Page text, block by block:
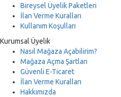
Bireysel Üyelik Paketleri
İlan Verme Kuralları
Kullanım Koşulları
Kurumsal Üyelik
Nasıl Mağaza Açabilirim?
Mağaza Açma Şartları
Güvenli E-Ticaret
İlan Verme Kuralları
Hakkımızda